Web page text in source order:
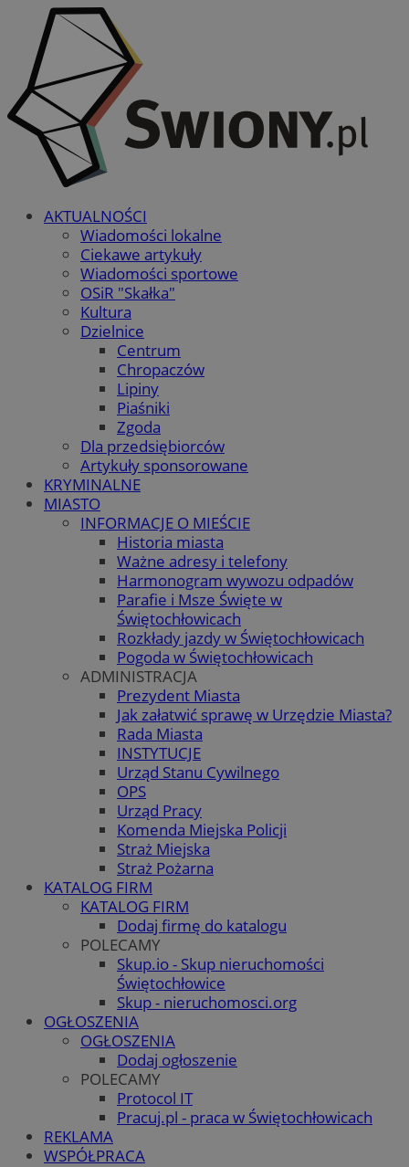
AKTUALNOŚCI
Wiadomości lokalne
Ciekawe artykuły
Wiadomości sportowe
OSiR "Skałka"
Kultura
Dzielnice
Centrum
Chropaczów
Lipiny
Piaśniki
Zgoda
Dla przedsiębiorców
Artykuły sponsorowane
KRYMINALNE
MIASTO
INFORMACJE O MIEŚCIE
Historia miasta
Ważne adresy i telefony
Harmonogram wywozu odpadów
Parafie i Msze Święte w
Świętochłowicach
Rozkłady jazdy w Świętochłowicach
Pogoda w Świętochłowicach
ADMINISTRACJA
Prezydent Miasta
Jak załatwić sprawę w Urzędzie Miasta?
Rada Miasta
INSTYTUCJE
Urząd Stanu Cywilnego
OPS
Urząd Pracy
Komenda Miejska Policji
Straż Miejska
Straż Pożarna
KATALOG FIRM
KATALOG FIRM
Dodaj firmę do katalogu
POLECAMY
Skup.io - Skup nieruchomości
Świętochłowice
Skup - nieruchomosci.org
OGŁOSZENIA
OGŁOSZENIA
Dodaj ogłoszenie
POLECAMY
Protocol IT
Pracuj.pl - praca w Świętochłowicach
REKLAMA
WSPÓŁPRACA